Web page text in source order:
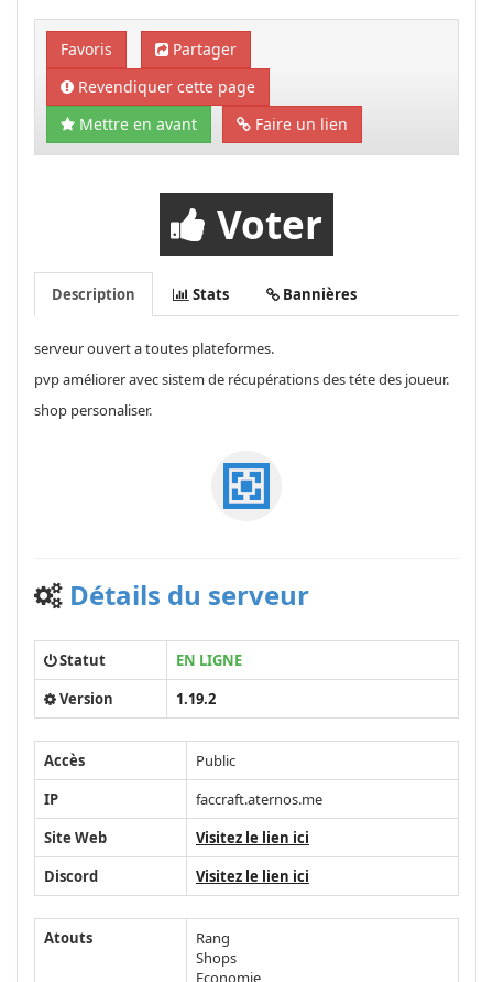
Favoris
Partager
Revendiquer cette page
Mettre en avant
Faire un lien
Voter
Description Stats Bannières
serveur ouvert a toutes plateformes.
pvp améliorer avec sistem de récupérations des téte des joueur.
shop personaliser.
Détails du serveur
Statut
EN LIGNE
Version
1.19.2
Accès
Public
IP
faccraft.aternos.me
Site Web
Visitez le lien ici
Discord
Visitez le lien ici
Atouts
Rang
Shops
Economie